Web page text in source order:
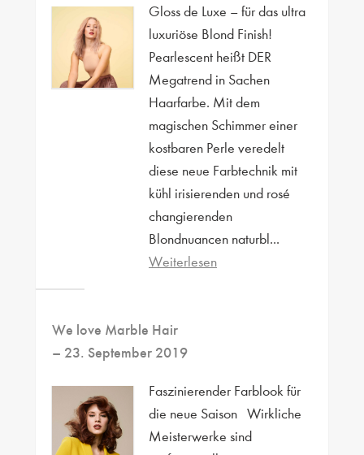
Gloss de Luxe – für das ultra
luxuriöse Blond Finish!
Pearlescent heißt DER
Megatrend in Sachen
Haarfarbe. Mit dem
magischen Schimmer einer
kostbaren Perle veredelt
diese neue Farbtechnik mit
kühl irisierenden und rosé
changierenden
Blondnuancen naturbl...
Weiterlesen
We love Marble Hair
– 23. September 2019
Faszinierender Farblook für
die neue Saison Wirkliche
Meisterwerke sind